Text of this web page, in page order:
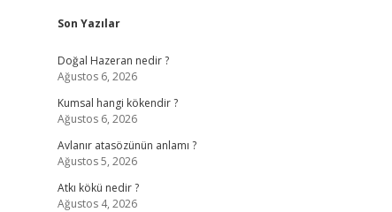
Sidebar
Son Yazılar
Doğal Hazeran nedir ?
Ağustos 6, 2026
Kumsal hangi kökendir ?
Ağustos 6, 2026
Avlanır atasözünün anlamı ?
Ağustos 5, 2026
Atkı kökü nedir ?
Ağustos 4, 2026
ilbet giriş